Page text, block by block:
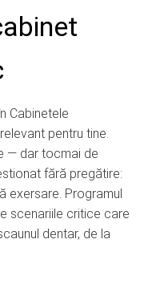
Cabinetele
pentru tine.
— dar tocmai de
fără pregătire:
exersare. Programul
scenariile critice care
dentar, de la